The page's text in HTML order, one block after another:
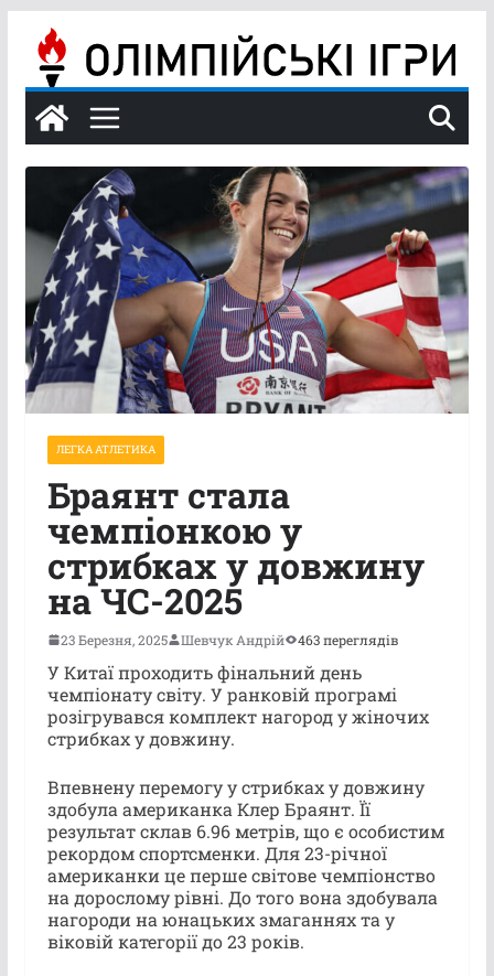
вмісту
ЛЕГКА АТЛЕТИКА
Браянт стала
чемпіонкою у
стрибках у довжину
на ЧС-2025
23 Березня, 2025 Шевчук Андрій 463 переглядів
У Китаї проходить фінальний день
чемпіонату світу. У ранковій програмі
розігрувався комплект нагород у жіночих
стрибках у довжину.
Впевнену перемогу у стрибках у довжину
здобула американка Клер Браянт. Її
результат склав 6.96 метрів, що є особистим
рекордом спортсменки. Для 23-річної
американки це перше світове чемпіонство
на дорослому рівні. До того вона здобувала
нагороди на юнацьких змаганнях та у
віковій категорії до 23 років.